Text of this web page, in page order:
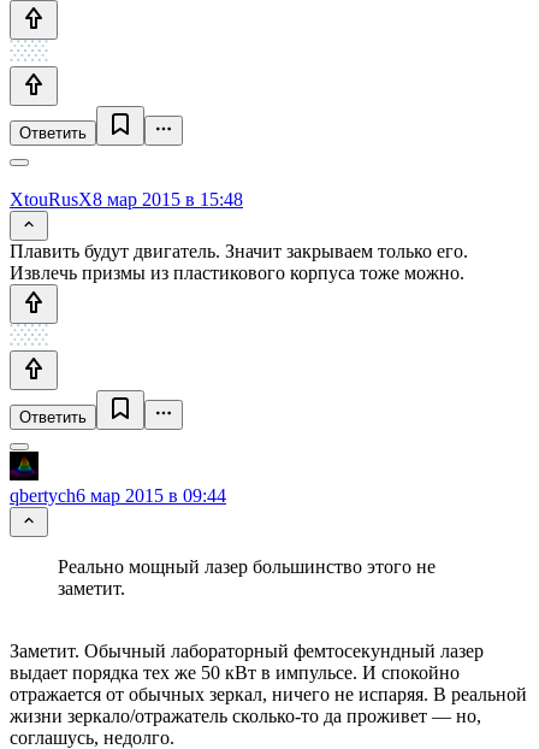
Ответить
XtouRusX8 мар 2015 в 15:48
Плавить будут двигатель. Значит закрываем только его.
Извлечь призмы из пластикового корпуса тоже можно.
Ответить
qbertych6 мар 2015 в 09:44
Реально мощный лазер большинство этого не
заметит.
Заметит. Обычный лабораторный фемтосекундный лазер
выдает порядка тех же 50 кВт в импульсе. И спокойно
отражается от обычных зеркал, ничего не испаряя. В реальной
жизни зеркало/отражатель сколько-то да проживет — но,
соглашусь, недолго.